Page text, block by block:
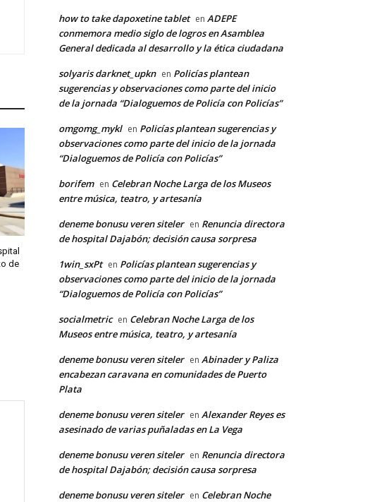
de
how to take dapoxetine tablet en ADEPE
conmemora medio siglo de logros en Asamblea
General dedicada al desarrollo y la ética ciudadana
solyaris darknet_upkn en Policías plantean
sugerencias y observaciones como parte del inicio
de la jornada “Dialoguemos de Policía con Policías”
omgomg_mykl en Policías plantean sugerencias y
observaciones como parte del inicio de la jornada
“Dialoguemos de Policía con Policías”
borifem en Celebran Noche Larga de los Museos
entre música, teatro, y artesanía
deneme bonusu veren siteler en Renuncia directora
de hospital Dajabón; decisión causa sorpresa
1win_sxPt en Policías plantean sugerencias y
observaciones como parte del inicio de la jornada
“Dialoguemos de Policía con Policías”
socialmetric en Celebran Noche Larga de los
Museos entre música, teatro, y artesanía
deneme bonusu veren siteler en Abinader y Paliza
encabezan caravana en comunidades de Puerto
Plata
deneme bonusu veren siteler en Alexander Reyes es
asesinado de varias puñaladas en La Vega
deneme bonusu veren siteler en Renuncia directora
de hospital Dajabón; decisión causa sorpresa
deneme bonusu veren siteler en Celebran Noche